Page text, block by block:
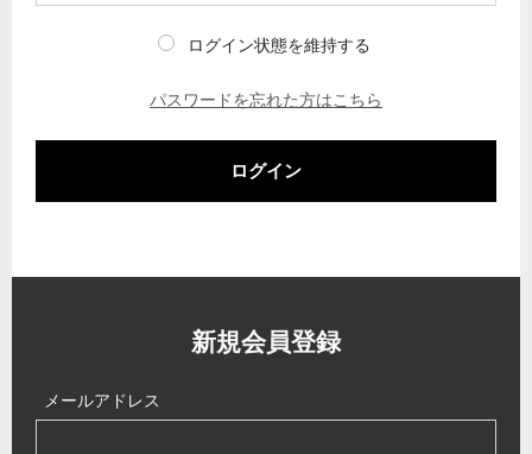
ログイン状態を維持する
パスワードを忘れた方はこちら
ログイン
新規会員登録
メールアドレス